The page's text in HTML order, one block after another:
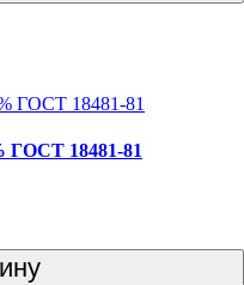
ГОСТ 18481-81